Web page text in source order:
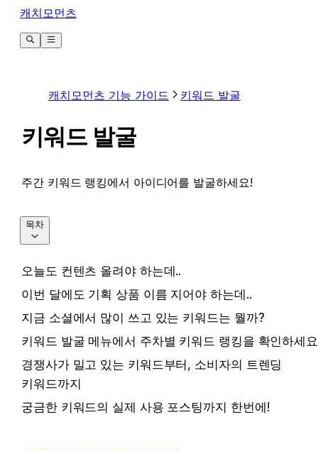
캐치모먼츠
캐치모먼츠 기능 가이드 키워드 발굴
키워드 발굴
주간 키워드 랭킹에서 아이디어를 발굴하세요!
오늘도 컨텐츠 올려야 하는데..
이번 달에도 기획 상품 이름 지어야 하는데..
지금 소셜에서 많이 쓰고 있는 키워드는 뭘까?
키워드 발굴 메뉴에서 주차별 키워드 랭킹을 확인하세
경쟁사가 밀고 있는 키워드부터, 소비자의 트렌딩
키워드까지
궁금한 키워드의 실제 사용 포스팅까지 한번에!
목차